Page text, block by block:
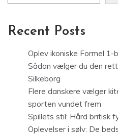
Recent Posts
Oplev ikoniske Formel 1-
Sådan vælger du den
Silkeborg
Flere danskere vælger
sporten vundet frem
Spillets stil: Hård britisk
Oplevelser i sølv: De